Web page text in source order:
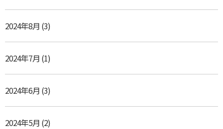
2024年8月 (3)
2024年7月 (1)
2024年6月 (3)
2024年5月 (2)